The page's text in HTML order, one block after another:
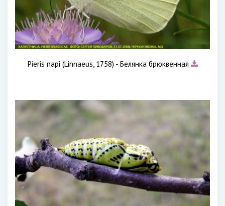
Pieris napi (Linnaeus, 1758) - Белянка брюквенная